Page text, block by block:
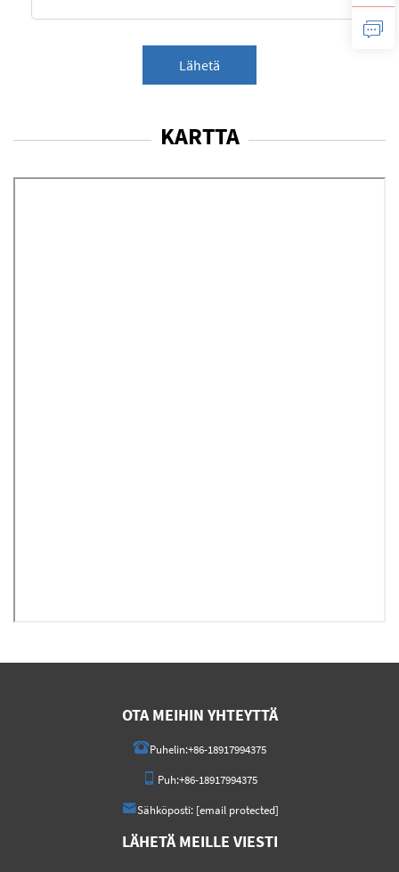
Lähetä
KARTTA
OTA MEIHIN YHTEYTTÄ
Puhelin:+86-18917994375
Puh:+86-18917994375
Sähköposti: [email protected]
LÄHETÄ MEILLE VIESTI